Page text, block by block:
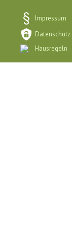
Impressum
Datenschutz
Hausregeln